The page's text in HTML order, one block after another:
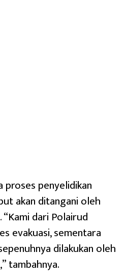
proses penyelidikan
akan ditangani oleh
dari Polairud
evakuasi, sementara
dilakukan oleh
tambahnya.